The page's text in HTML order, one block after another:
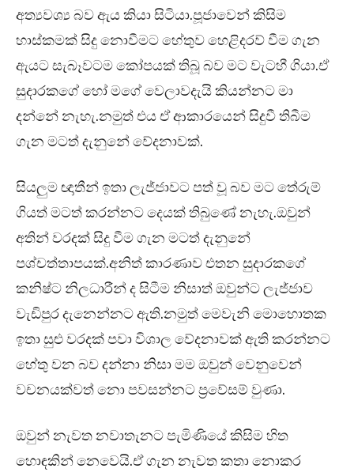
අත්‍යවශ්‍ය බව ඇය කියා සිටියා.පූජාවෙන් කිසිම
හාස්කමක් සිදු නොවීමට හේතුව හෙළිදරව් වීම ගැන
ඇයට සැබෑවටම කෝපයක් තිබූ බව මට වැටහී ගියා.ඒ
සුදාරකගේ හෝ මගේ වෙලාවදැයි කියන්නට මා
දන්නේ නැහැ.නමුත් එය ඒ ආකාරයෙන් සිදුවී තිබීම
ගැන මටත් දැනුනේ වේදනාවක්.
සියලුම ඥාතීන් ඉතා ලැජ්ජාවට පත් වූ බව මට තේරුම්
ගියත් මටත් කරන්නට දෙයක් තිබුණේ නැහැ.ඔවුන්
අතින් වරදක් සිදු වීම ගැන මටත් දැනුනේ
පශ්චත්තාපයක්.අනිත් කාරණාව එතන සුදාරකගේ
කනිෂ්ට නිලධාරීන් ද සිටීම නිසාත් ඔවුන්ට ලැජ්ජාව
වැඩිපුර දැනෙන්නට ඇති.නමුත් මෙවැනි මොහොතක
ඉතා සුළු වරදක් පවා විශාල වේදනාවක් ඇති කරන්නට
හේතු වන බව දන්නා නිසා මම ඔවුන් වෙනුවෙන්
වචනයක්වත් නො පවසන්නට ප්‍රවේසම් වුණා.
ඔවුන් නැවත නවාතැනට පැමිණියේ කිසිම හිත
හොඳකින් නෙවෙයි.ඒ ගැන නැවත කතා නොකර